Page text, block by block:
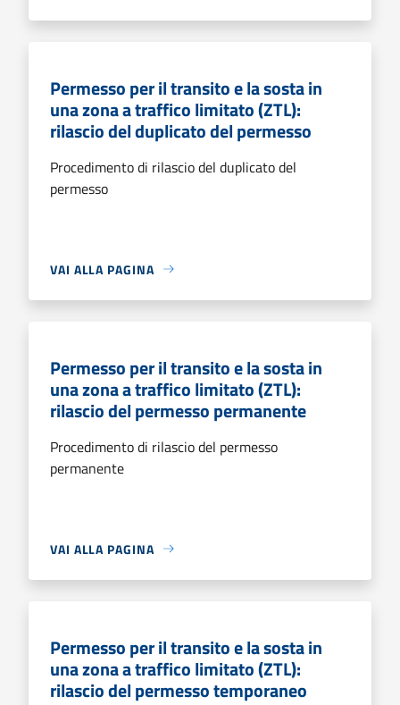
Permesso per il transito e la sosta in
una zona a traffico limitato (ZTL):
rilascio del duplicato del permesso
Procedimento di rilascio del duplicato del
permesso
VAI ALLA PAGINA
Permesso per il transito e la sosta in
una zona a traffico limitato (ZTL):
rilascio del permesso permanente
Procedimento di rilascio del permesso
permanente
VAI ALLA PAGINA
Permesso per il transito e la sosta in
una zona a traffico limitato (ZTL):
rilascio del permesso temporaneo